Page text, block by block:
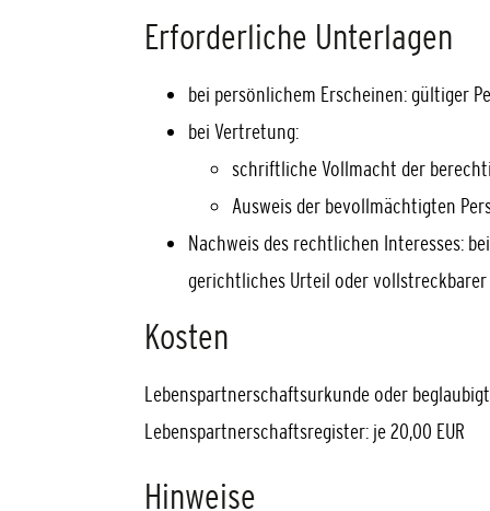
Erforderliche Unterlagen
bei persönlichem Erscheinen: gültiger
bei Vertretung:
schriftliche Vollmacht der
Ausweis der bevollmächtigten
Nachweis des rechtlichen Interesses:
gerichtliches Urteil oder
Kosten
Lebenspartnerschaftsurkunde oder
Lebenspartnerschaftsregister: je 20,00 EUR
Hinweise